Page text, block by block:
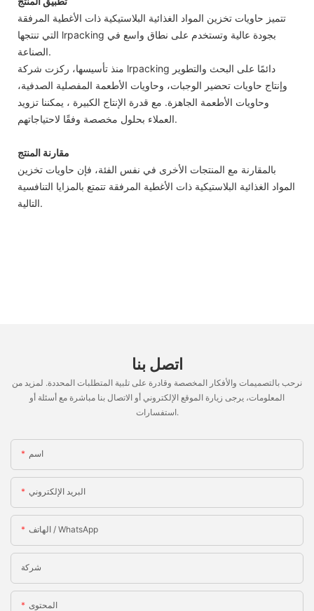
تتميز حاويات تخزين المواد الغذائية البلاستيكية ذات الأغطية المرفقة
التي تنتجها lrpacking بجودة عالية وتستخدم على نطاق واسع في
الصناعة.
منذ تأسيسها، ركزت شركة lrpacking دائمًا على البحث والتطوير
وإنتاج حاويات تحضير الوجبات، وحاويات الأطعمة المفصلية الصدفية،
وحاويات الأطعمة الجاهزة. مع قدرة الإنتاج الكبيرة ، يمكننا تزويد
العملاء بحلول مخصصة وفقًا لاحتياجاتهم.
مقارنة المنتج
بالمقارنة مع المنتجات الأخرى في نفس الفئة، فإن حاويات تخزين
المواد الغذائية البلاستيكية ذات الأغطية المرفقة تتمتع بالمزايا التنافسية
التالية.
اتصل بنا
نرحب بالتصميمات والأفكار المخصصة وقادرة على تلبية المتطلبات المحددة. لمزيد من
المعلومات، يرجى زيارة الموقع الإلكتروني أو الاتصال بنا مباشرة مع أسئلة أو
استفسارات.
اسم
البريد الإلكتروني
الهاتف / WhatsApp
شركة
المحتوى